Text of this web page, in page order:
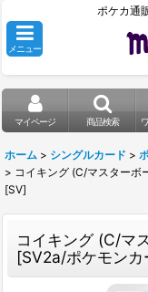
ポケカ通
メニュー
マイページ 商品検索
ホーム > シングルカード >
> コイキング (C/マスターボ
[SV]
コイキング (C/マ
[SV2a/ポケモン